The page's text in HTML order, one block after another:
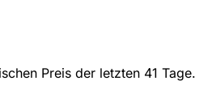
Preis der letzten 41 Tage.